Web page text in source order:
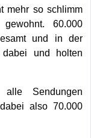
mehr so schlimm
60.000
und in der
und holten
Sendungen
also 70.000